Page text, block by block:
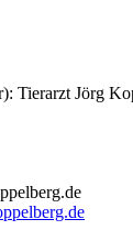
Tierarzt Jörg